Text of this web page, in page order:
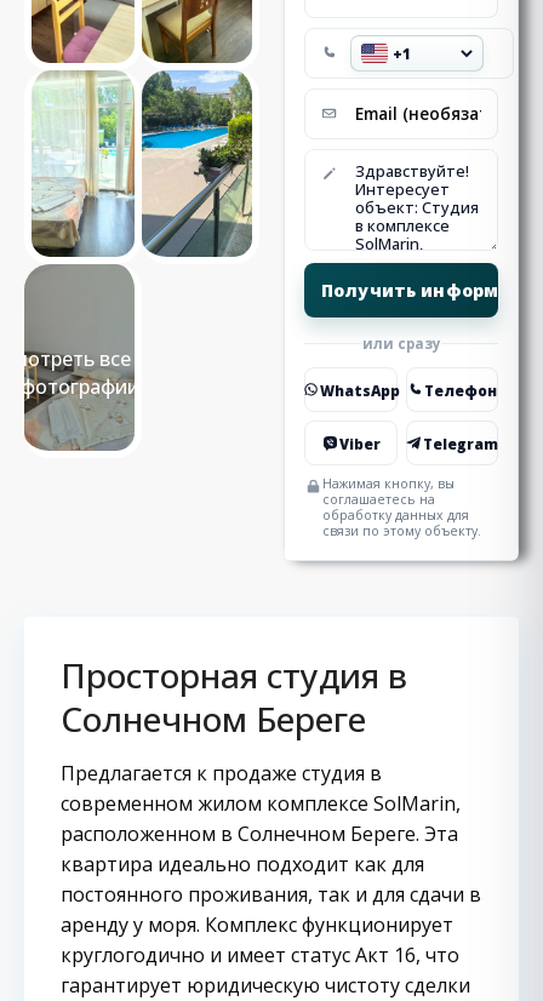
Смотреть все 13
фотографии
или сразу
WhatsApp Телефон
Viber Telegram
Нажимая кнопку, вы
соглашаетесь на
обработку данных для
связи по этому объекту.
Просторная студия в
Солнечном Береге
Предлагается к продаже студия в
современном жилом комплексе SolMarin,
расположенном в Солнечном Береге. Эта
квартира идеально подходит как для
постоянного проживания, так и для сдачи в
аренду у моря. Комплекс функционирует
круглогодично и имеет статус Акт 16, что
гарантирует юридическую чистоту сделки